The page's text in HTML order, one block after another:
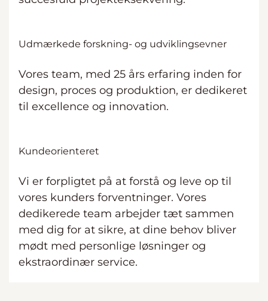
Udmærkede forskning- og udviklingsevner
Vores team, med 25 års erfaring inden for
design, proces og produktion, er dedikeret
til excellence og innovation.
Kundeorienteret
Vi er forpligtet på at forstå og leve op til
vores kunders forventninger. Vores
dedikerede team arbejder tæt sammen
med dig for at sikre, at dine behov bliver
mødt med personlige løsninger og
ekstraordinær service.